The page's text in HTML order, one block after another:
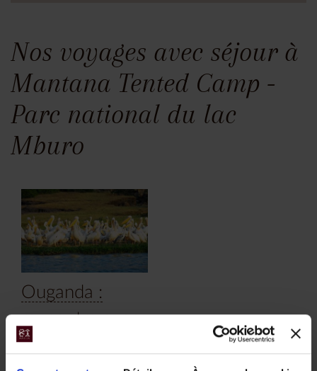
Nos voyages avec séjour à
Mantana Tented Camp -
Parc national du lac
Mburo
Ouganda :
rencontre avec
les gorilles et